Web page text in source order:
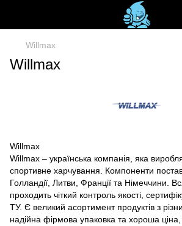
Willmax
Willmax
Willmax
Willmax – українська компанія, яка
спортивне харчування. Компоненти
Голландії, Литви, Франції та Німеччини.
проходить чіткий контроль якості,
ТУ. Є великий асортимент продуктів з
надійна фірмова упаковка та хороша